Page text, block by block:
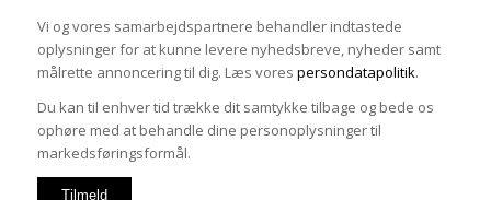
Vi og vores samarbejdspartnere behandler indtastede
oplysninger for at kunne levere nyhedsbreve, nyheder samt
målrette annoncering til dig. Læs vores persondatapolitik.
Du kan til enhver tid trække dit samtykke tilbage og bede os
ophøre med at behandle dine personoplysninger til
markedsføringsformål.